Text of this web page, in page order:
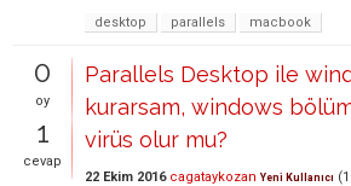
desktop parallels macbook
0
oy
1
cevap
Parallels Desktop ile
kurarsam, windows
virüs olur mu?
22 Ekim 2016 cagataykozan Yeni Kullanıcı (